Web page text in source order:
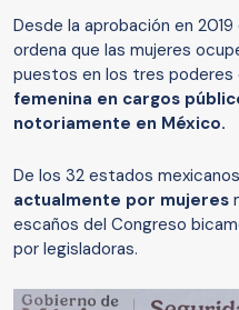
Desde la aprobación en
ordena que las mujeres
puestos en los tres poderes
femenina en cargos
notoriamente en México.
De los 32 estados
actualmente por mujeres
escaños del Congreso
por legisladoras.